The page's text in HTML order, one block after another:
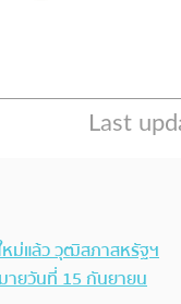
หม่แล้ว วุฒิสภาสหรัฐฯ
ยวันที่ 15 กันยายน